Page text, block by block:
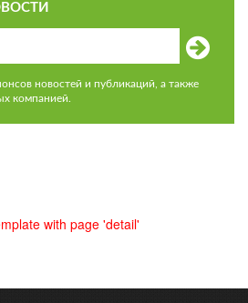
новостей и публикаций, а также
компанией.
with page 'detail'